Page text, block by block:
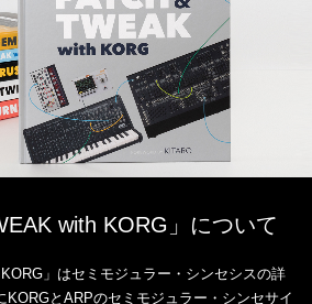
with KORG」について
」はセミモジュラー・シンセシスの詳
KORGとARPのセミモジュラー・シンセサイ